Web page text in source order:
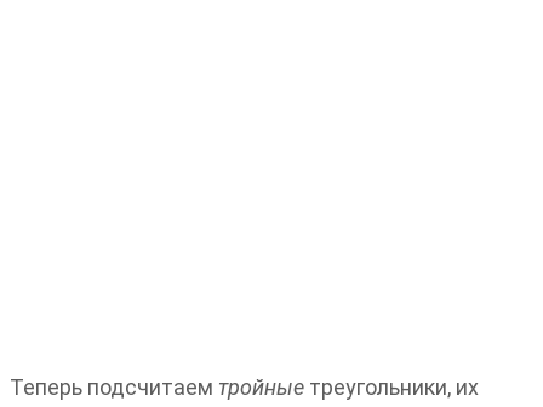
Теперь подсчитаем тройные треугольники, их